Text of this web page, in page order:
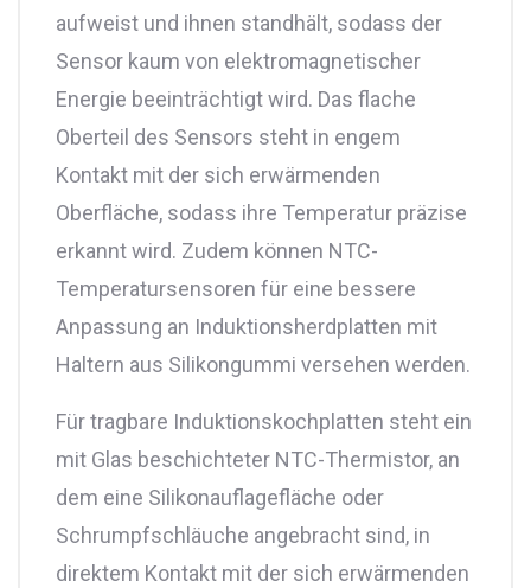
aufweist und ihnen standhält, sodass der
Sensor kaum von elektromagnetischer
Energie beeinträchtigt wird. Das flache
Oberteil des Sensors steht in engem
Kontakt mit der sich erwärmenden
Oberfläche, sodass ihre Temperatur präzise
erkannt wird. Zudem können NTC-
Temperatursensoren für eine bessere
Anpassung an Induktionsherdplatten mit
Haltern aus Silikongummi versehen werden.
Für tragbare Induktionskochplatten steht ein
mit Glas beschichteter NTC-Thermistor, an
dem eine Silikonauflagefläche oder
Schrumpfschläuche angebracht sind, in
direktem Kontakt mit der sich erwärmenden